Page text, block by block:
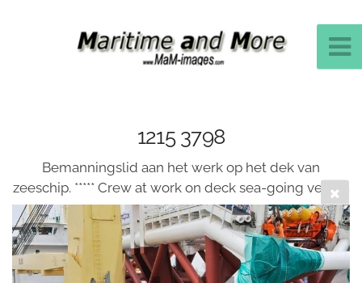
1215 3798
Bemanningslid aan het werk op het dek van
zeeschip. ***** Crew at work on deck sea-going vessel.